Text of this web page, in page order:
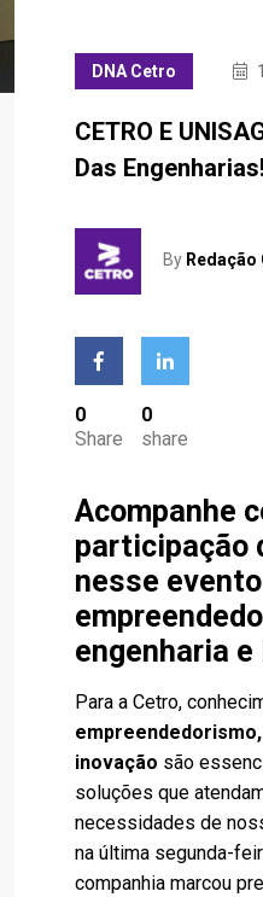
DNA Cetro
CETRO E
Das Engenharias!
By Redação
0
Share
0
share
Acompanhe
participação
nesse
engenharia e
Para a Cetro,
inovação são
soluções que
necessidades de
na última segunda-
companhia marcou